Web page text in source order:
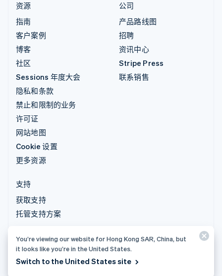
资源
指南
客户案例
博客
社区
Sessions 年度大会
隐私和条款
禁止和限制的业务
许可证
网站地图
Cookie 设置
更多资源
公司
产品路线图
招聘
资讯中心
Stripe Press
联系销售
支持
获取支持
托管支持方案
© 2026 Stripe, LLC
You’re viewing our website for Hong Kong SAR, China, but
it looks like you’re in the United States.
Switch to the United States site